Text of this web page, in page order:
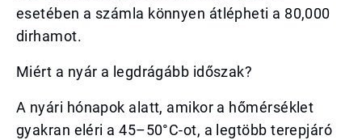
esetében a számla könnyen átlépheti a 80,000
dirhamot.
Miért a nyár a legdrágább időszak?
A nyári hónapok alatt, amikor a hőmérséklet
gyakran eléri a 45–50°C-ot, a legtöbb terepjáró